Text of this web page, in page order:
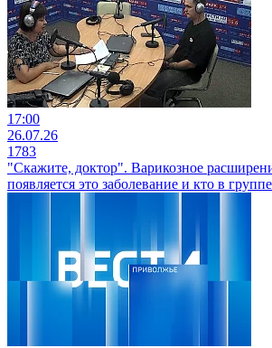
17:00
26.07.26
1783
"Скажите, доктор". Варикозное
появляется это заболевание и кто в